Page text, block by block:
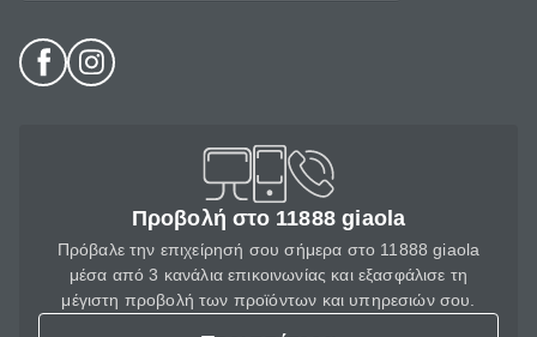
Προβολή στο 11888 giaola
Πρόβαλε την επιχείρησή σου σήμερα στο 11888 giaola
μέσα από 3 κανάλια επικοινωνίας και εξασφάλισε τη
μέγιστη προβολή των προϊόντων και υπηρεσιών σου.